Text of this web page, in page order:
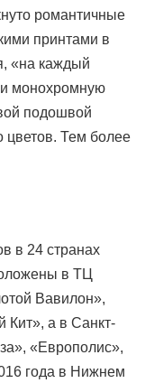
романтичные
принтами в
«на каждый
монохромную
подошвой
цветов. Тем более
в 24 странах
в ТЦ
Вавилон»,
Кит», а в Санкт-
«Европолис»,
года в Нижнем